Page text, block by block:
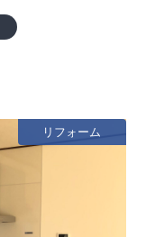
リフォーム